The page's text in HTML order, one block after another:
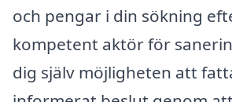
och pengar i din sökning
kompetent aktör för
dig själv möjligheten att